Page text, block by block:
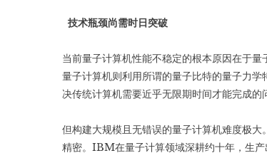
技术瓶颈尚需时日突破
当前量子计算机性能不稳定的根本原因在于
量子计算机则利用所谓的量子比特的量子力
决传统计算机需要近乎无限期时间才能完成的
但构建大规模且无错误的量子计算机难度极
精密。IBM在量子计算领域深耕约十年，生产